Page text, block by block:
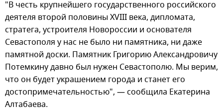
"В честь крупнейшего государственного российского
деятеля второй половины XVIII века, дипломата,
стратега, устроителя Новороссии и основателя
Севастополя у нас не было ни памятника, ни даже
памятной доски. Памятник Григорию Александровичу
Потемкину давно был нужен Севастополю. Мы верим,
что он будет украшением города и станет его
достопримечательностью", — сообщила Екатерина
Алтабаева.